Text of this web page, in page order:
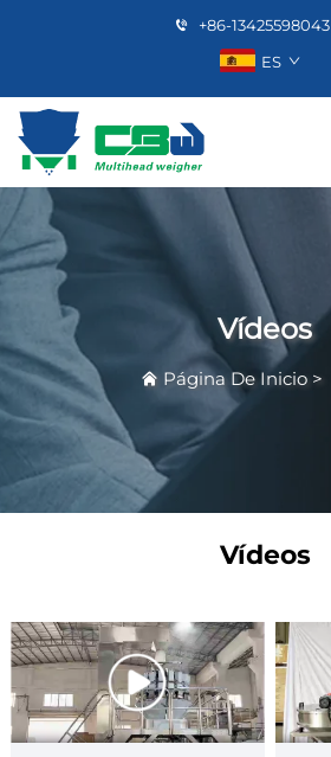
+86-13425598043
ES
Vídeos
Página De Inicio >
Vídeos